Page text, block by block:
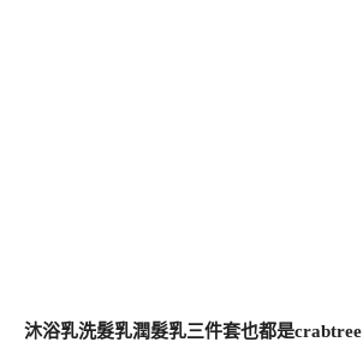
沐浴乳洗髮乳潤髮乳三件套也都是